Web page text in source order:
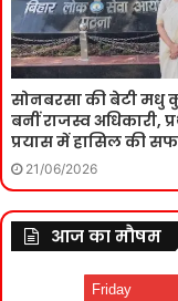
सोनबरसा की बेटी मधु
बनीं राजस्व अधिकारी,
प्रयास में हासिल की
21/06/2026
आज का मौषम
Friday